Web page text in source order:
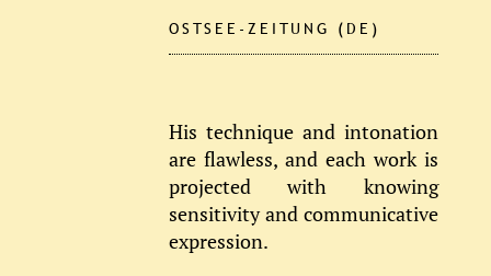
OSTSEE-ZEITUNG (DE)
His technique and intonation
are flawless, and each work is
projected with knowing
sensitivity and communicative
expression.